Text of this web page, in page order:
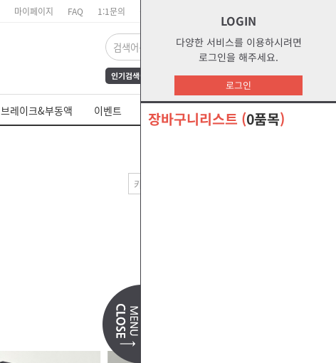
LOGIN
다양한 서비스를 이용하시려면
로그인을 해주세요.
로그인
장바구니리스트 (0품목)
마이페이지 FAQ 1:1문의 장바구니
인기검색어 FrAmE30 12
s1
water
부동액
s2g
glycol
오말라s2g
브레이크&부동액 이벤트 쉘 제품 MSDS